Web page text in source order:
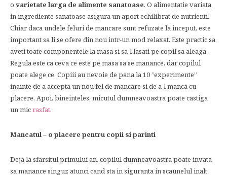
o varietate larga de alimente sanatoase. O alimentatie variata
in ingrediente sanatoase asigura un aport echilibrat de nutrienti.
Chiar daca undele feluri de mancare sunt refuzate la inceput, este
important sa li se ofere din nou intr-un mod relaxat. Este practic sa
aveti toate componentele la masa si sa-l lasati pe copil sa aleaga.
Regula este ca ceva ce este pe masa sa se manance, dar copilul
poate alege ce. Copiii au nevoie de pana la 10 ”experimente”
inainte de a accepta un nou fel de mancare si de a-l manca cu
placere. Apoi, bineinteles, micutul dumneavoastra poate castiga
un micrasfat.
Mancatul – o placere pentru copii si parinti
Deja la sfarsitul primului an, copilul dumneavoastra poate invata
sa manance singur, atunci cand sta in siguranta in scaunelul inalt